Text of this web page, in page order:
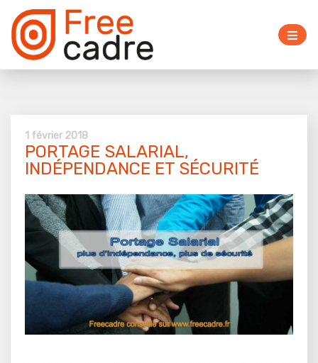
1 février 2018
PORTAGE SALARIAL,
INDÉPENDANCE ET SÉCURITÉ